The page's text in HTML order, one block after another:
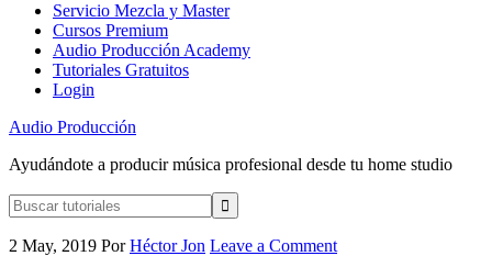
Servicio Mezcla y Master
Cursos Premium
Audio Producción Academy
Tutoriales Gratuitos
Login
Audio Producción
Ayudándote a producir música profesional desde tu home studio
Buscar
tutoriales
2 May, 2019 PorHéctor Jon Leave a Comment